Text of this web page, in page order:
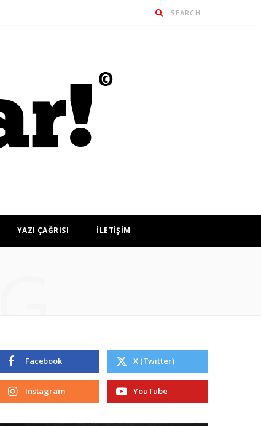
YAZI ÇAĞRISI İLETİŞİM
Facebook X (Twitter)
Instagram YouTube